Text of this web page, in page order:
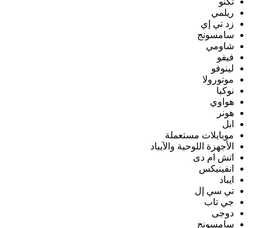
ريلمي
زد تي إي
سامسونج
شاومي
فيفو
لينوفو
موتورولا
نوكيا
هواوي
هونر
ابل
موبايلات مستعملة
الأجهزة اللوحية والآيباد
اتش ام دى
انفينيكس
ايباد
تي سي إل
جي تاب
دوجى
سامسونج